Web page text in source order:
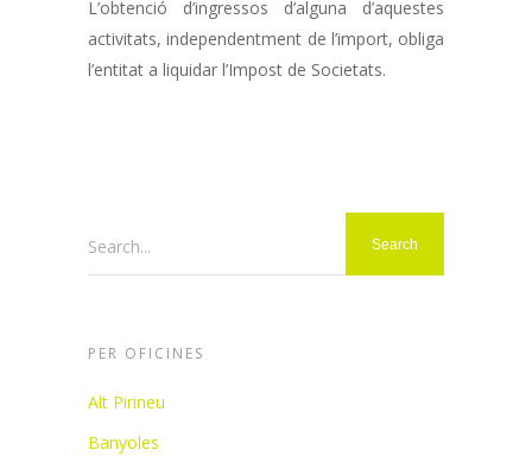
L’obtenció d’ingressos d’alguna d’aquestes
activitats, independentment de l’import, obliga
l’entitat a liquidar l’Impost de Societats.
Search...
PER OFICINES
Alt Pirineu
Banyoles